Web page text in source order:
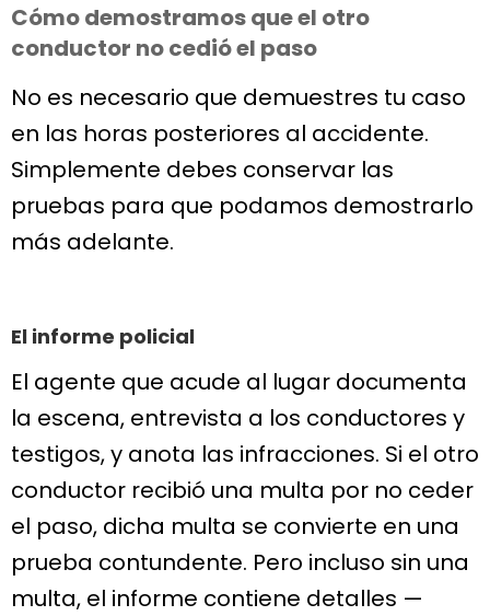
Cómo demostramos que el otro
conductor no cedió el paso
No es necesario que demuestres tu caso
en las horas posteriores al accidente.
Simplemente debes conservar las
pruebas para que podamos demostrarlo
más adelante.
El informe policial
El agente que acude al lugar documenta
la escena, entrevista a los conductores y
testigos, y anota las infracciones. Si el otro
conductor recibió una multa por no ceder
el paso, dicha multa se convierte en una
prueba contundente. Pero incluso sin una
multa, el informe contiene detalles —